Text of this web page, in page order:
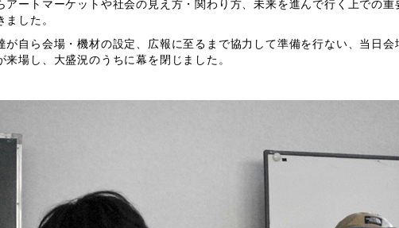
アートマーケットや社会の見え方・関わり方、未来を進んで行く上での
ました。
が自ら会場・機材の設定、広報に至るまで協力して準備を行ない、当日
来場し、大盛況のうちに幕を閉じました。